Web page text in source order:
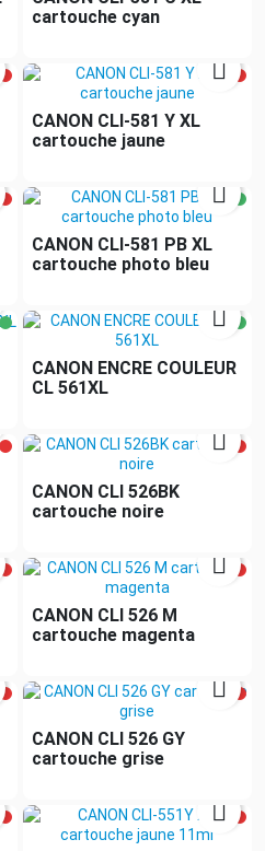
cartouche cyan

CANON CLI-581 Y XL
cartouche jaune

CANON CLI-581 PB XL
cartouche photo bleu

CANON ENCRE COULEUR
CL 561XL

CANON CLI 526BK
cartouche noire

CANON CLI 526 M
cartouche magenta

CANON CLI 526 GY
cartouche grise
